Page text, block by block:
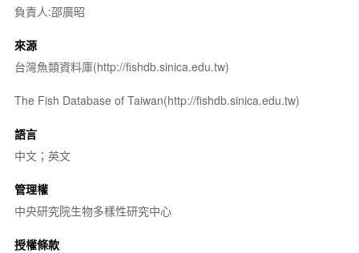
負責人:邵廣昭
來源
台灣魚類資料庫(http://fishdb.sinica.edu.tw)
The Fish Database of Taiwan(http://fishdb.sinica.edu.tw)
語言
中文；英文
管理權
中央研究院生物多樣性研究中心
授權條款